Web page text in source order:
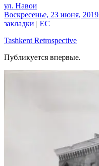
ул. Навои
Воскресенье, 23 июня, 2019
закладки | EC
Tashkent Retrospective
Публикуется впервые.